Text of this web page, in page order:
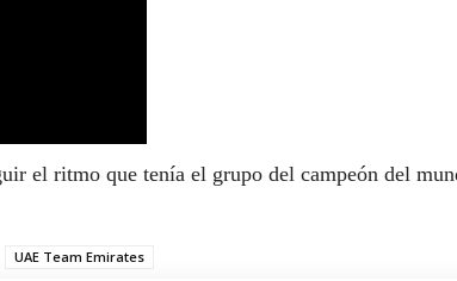
el ritmo que tenía el grupo del campeón del
UAE Team Emirates